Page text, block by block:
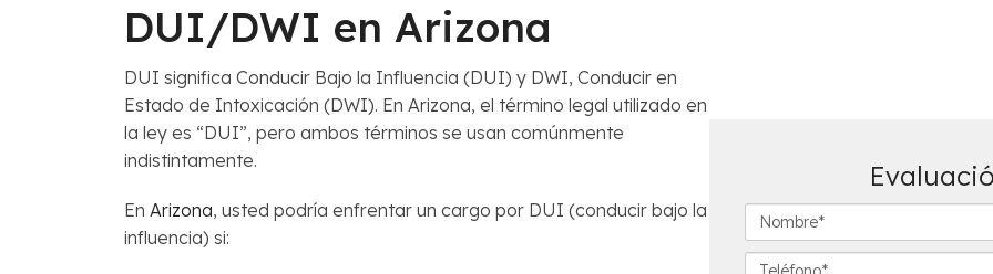
DUI/DWI en Arizona
DUI significa Conducir Bajo la Influencia (DUI) y DWI, Conducir en
Estado de Intoxicación (DWI). En Arizona, el término legal utilizado en
la ley es “DUI”, pero ambos términos se usan comúnmente
indistintamente.
En Arizona, usted podría enfrentar un cargo por DUI (conducir bajo la
influencia) si:
o